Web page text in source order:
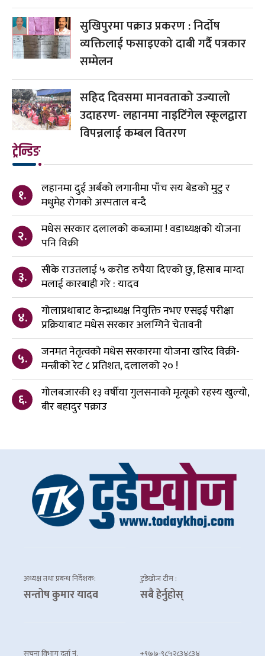
सुखिपुरमा पक्राउ प्रकरण : निर्दोष
व्यक्तिलाई फसाइएको दाबी गर्दै पत्रकार
सम्मेलन
सहिद दिवसमा मानवताको उज्यालो
उदाहरण- लहानमा नाइटिंगेल स्कूलद्वारा
विपन्नलाई कम्बल वितरण
ट्रेन्डिङ
१.
लहानमा दुई अर्बको लगानीमा पाँच सय बेडको मुटु र
मधुमेह रोगको अस्पताल बन्दै
२.
मधेस सरकार दलालको कब्जामा ! वडाध्यक्षको योजना
पनि विक्री
३.
सीके राउतलाई ५ करोड रुपैया दिएको छु, हिसाब माग्दा
मलाई कारबाही गरे : यादव
४.
गोलाप्रथाबाट केन्द्राध्यक्ष नियुक्ति नभए एसइई परीक्षा
प्रक्रियाबाट मधेस सरकार अलग्गिने चेतावनी
५.
जनमत नेतृत्वको मधेस सरकारमा योजना खरिद विक्री-
मन्त्रीको रेट ८ प्रतिशत, दलालको २० !
६.
गोलबजारकी १३ वर्षीया गुलसनाको मृत्यूको रहस्य खुल्यो,
बीर बहादुर पक्राउ
अध्यक्ष तथा प्रबन्ध निर्देशक:
सन्तोष कुमार यादव
टुडेखोज टीम :
सबै हेर्नुहोस्